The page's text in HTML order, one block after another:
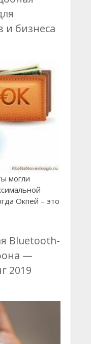
и бизнеса
могли
Окпей – это
Bluetooth-
—
2019